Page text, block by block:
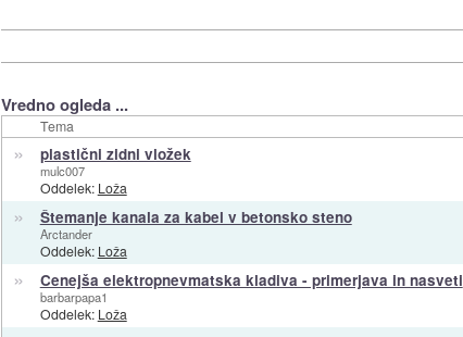
Vredno ogleda ...
Tema
» plastični zidni vložek
mulc007
Oddelek: Loža
» Štemanje kanala za kabel v betonsko steno
Arctander
Oddelek: Loža
» Cenejša elektropnevmatska kladiva - primerjava in nasveti
barbarpapa1
Oddelek: Loža